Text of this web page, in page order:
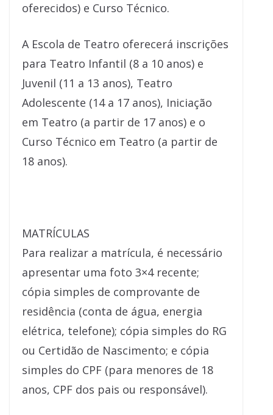
oferecidos) e Curso Técnico.
A Escola de Teatro oferecerá inscrições
para Teatro Infantil (8 a 10 anos) e
Juvenil (11 a 13 anos), Teatro
Adolescente (14 a 17 anos), Iniciação
em Teatro (a partir de 17 anos) e o
Curso Técnico em Teatro (a partir de
18 anos).
MATRÍCULAS
Para realizar a matrícula, é necessário
apresentar uma foto 3×4 recente;
cópia simples de comprovante de
residência (conta de água, energia
elétrica, telefone); cópia simples do RG
ou Certidão de Nascimento; e cópia
simples do CPF (para menores de 18
anos, CPF dos pais ou responsável).